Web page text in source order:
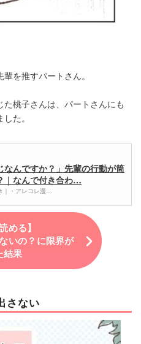
を推すパートさん。
桃子さんは、パートさんにも
た。
なんですか？」先輩の行動が筒
｜なんで付き合わ…
｜・アレコレ漫…
める】
いの？に限界が
結果
さない